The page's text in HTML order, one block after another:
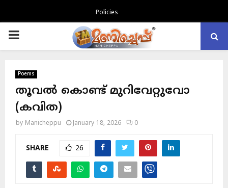
Policies
PRIMARY
Poems
തൂവൽ കൊണ്ട് മുറിവേറ്റുവോ
(കവിത)
by Manicheppu January 18, 2026 0
SHARE 26